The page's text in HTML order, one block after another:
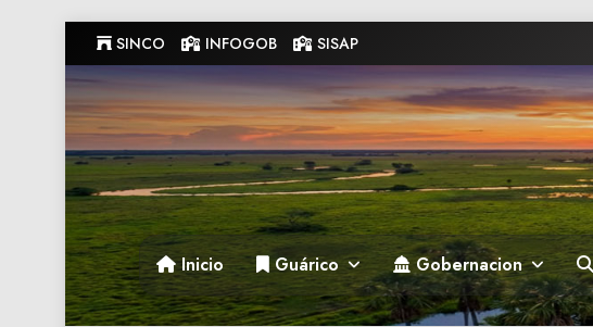
to
content
SINCO INFOGOB SISAP
Gobernacion de Guarico
Gobernacion de Guarico
Inicio Guárico Gobernacion